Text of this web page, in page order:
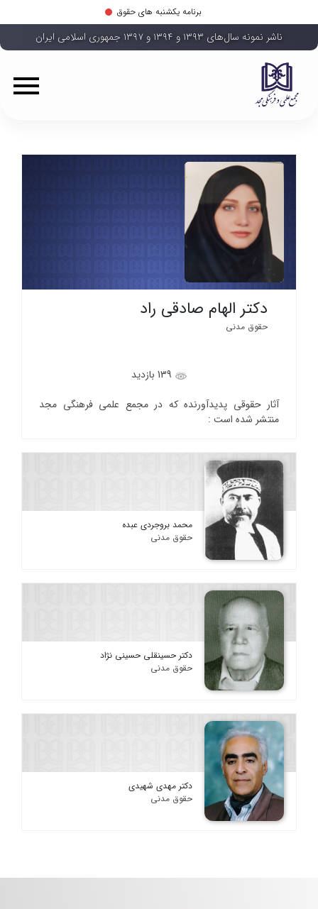
برنامه یکشنبه های حقوق
ناشر نمونه سال‌های ۱۳۹۳ و ۱۳۹۴ و ۱۳۹۷ جمهوری اسلامی ایران
دکتر الهام صادقی راد
حقوق مدنی
آثار حقوقی پدیدآورنده که در مجمع علمی فرهنگی مجد
منتشر شده است :
محمد بروجردی عبده
حقوق مدنی
دکتر حسینقلی حسینی نژاد
حقوق مدنی
دکتر مهدی شهیدی
حقوق مدنی